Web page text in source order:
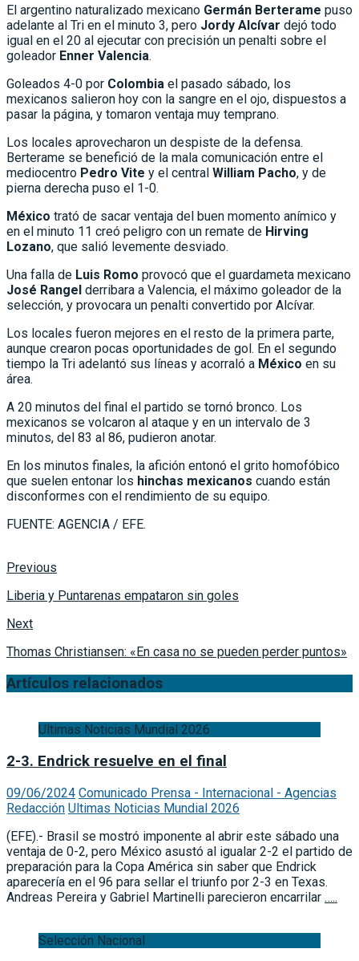
El argentino naturalizado mexicano Germán Berterame puso
adelante al Tri en el minuto 3, pero Jordy Alcívar dejó todo
igual en el 20 al ejecutar con precisión un penalti sobre el
goleador Enner Valencia
Goleados 4-0 por Colombia el pasado sábado, los
mexicanos salieron hoy con la sangre en el ojo, dispuestos a
pasar la página, y tomaron ventaja muy temprano.
Los locales aprovecharon un despiste de la defensa.
Berterame se benefició de la mala comunicación entre el
mediocentro Pedro Vite y el central William Pacho , y de
pierna derecha puso el 1-0.
México trató de sacar ventaja del buen momento anímico y
en el minuto 11 creó peligro con un remate de Hirving
Lozano , que salió levemente desviado.
Una falla de Luis Romo provocó que el guardameta mexicano
José Rangel derribara a Valencia, el máximo goleador de la
selección, y provocara un penalti convertido por Alcívar.
Los locales fueron mejores en el resto de la primera parte,
aunque crearon pocas oportunidades de gol. En el segundo
tiempo la Tri adelantó sus líneas y acorraló a México en su
área.
A 20 minutos del final el partido se tornó bronco. Los
mexicanos se volcaron al ataque y en un intervalo de 3
minutos, del 83 al 86, pudieron anotar.
En los minutos finales, la afición entonó el grito homofóbico
que suelen entonar los hinchas mexicanos cuando están
disconformes con el rendimiento de su equipo.
FUENTE: AGENCIA / EFE.
Previous
Liberia y Puntarenas empataron sin goles
Next
Thomas Christiansen: «En casa no se pueden perder puntos»
Artículos relacionados
Ultimas Noticias Mundial 2026
2-3. Endrick resuelve en el final
09/06/2024 Comunicado Prensa - Internacional - Agencias
Redacción Ultimas Noticias Mundial 2026
(EFE).- Brasil se mostró imponente al abrir este sábado una
ventaja de 0-2, pero México asustó al igualar 2-2 el partido de
preparación para la Copa América sin saber que Endrick
aparecería en el 96 para sellar el triunfo por 2-3 en Texas.
Andreas Pereira y Gabriel Martinelli parecieron encarrilar
Selección Nacional